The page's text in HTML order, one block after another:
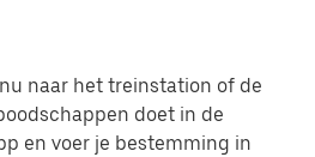
naar het treinstation of de
doet in de
en voer je bestemming in